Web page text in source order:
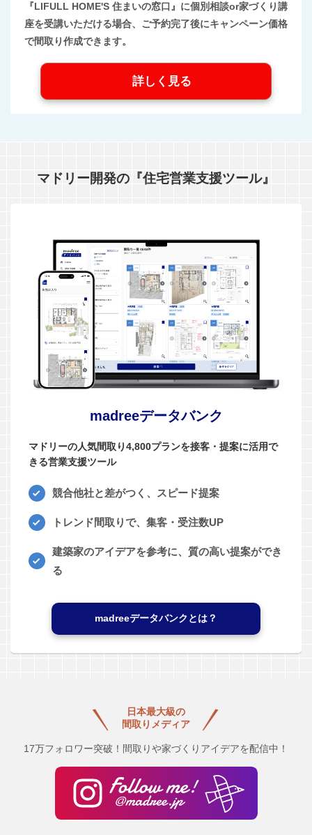
『LIFULL HOME'S 住まいの窓口』に個別相談or家づくり講
座を受講いただける場合、ご予約完了後にキャンペーン価格
で間取り作成できます。
詳しく見る
マドリー開発の『住宅営業支援ツール』
madreeデータバンク
マドリーの人気間取り4,800プランを接客・提案に活用で
きる営業支援ツール
競合他社と差がつく、スピード提案
トレンド間取りで、集客・受注数UP
建築家のアイデアを参考に、質の高い提案ができ
る
madreeデータバンクとは？
日本最大級の
間取りメディア
17万フォロワー突破！間取りや家づくりアイデアを配信中！